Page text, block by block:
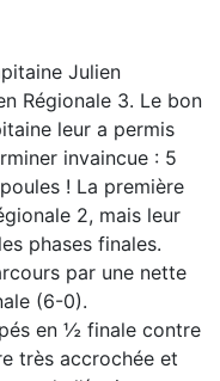
Julien
Régionale 3. Le bon
leur a permis
invaincue : 5
! La première
2, mais leur
phases finales.
par une nette
(6-0).
en ½ finale contre
très accrochée et